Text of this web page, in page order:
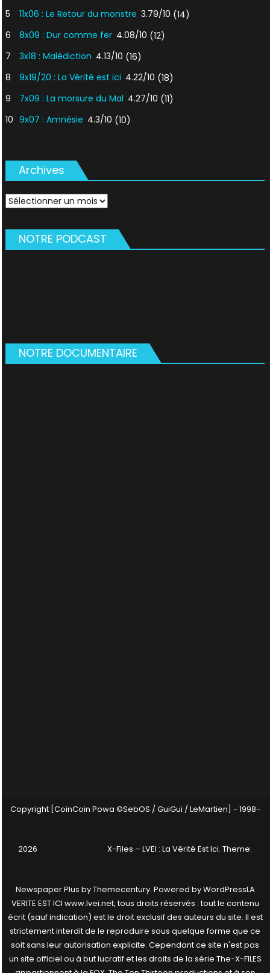
5
11x06 : Le Retour du monstre 3.79/10 (14)
6
8x09 : Dur comme fer 4.08/10 (12)
7
3x18 : Malédiction 4.13/10 (16)
8
9x19/20 : La Vérité est ici 4.22/10 (18)
9
7x09 : La morsure du Mal 4.27/10 (11)
10 9x07 : Amnésie 4.3/10 (10)
Archives
Archives
NOTRE PODCAST
NOTRE DOCUMENTAIRE
Copyright [CoinCoin Powa ©SebOS / GuiGui / LeMartien] - 1998-
2026 X-Files – LVEI : La Vérité Est Ici. Theme:
Newspaper Plus byThemecentury. Powered byWordPressLA
VERITE EST ICI www.lvei.net, tous droits réservés : tout le contenu
écrit (sauf indication) est le droit exclusif des auteurs du site. Il est
strictement interdit de le reproduire sous quelque forme que ce
soit sans leur autorisation explicite. Cependant ce site n'est pas
un site officiel ou à but lucratif et les droits de la série The-X-FILES